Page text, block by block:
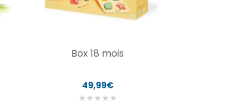
Box 18 mois
49,99€
★ ★ ★ ★ ★